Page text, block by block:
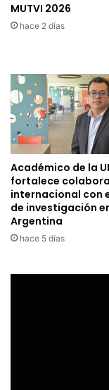
MUTVI 2026
hace 2 días
Académico de la
fortalece
internacional con
de investigación
Argentina
hace 5 días